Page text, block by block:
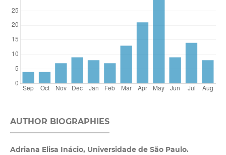
AUTHOR BIOGRAPHIES
Adriana Elisa Inácio, Universidade de São Paulo.